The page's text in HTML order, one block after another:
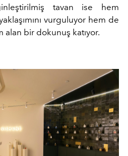
tavan ise hem
vurguluyor hem de
bir dokunuş katıyor.